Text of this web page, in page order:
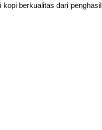
berkualitas dari penghasil